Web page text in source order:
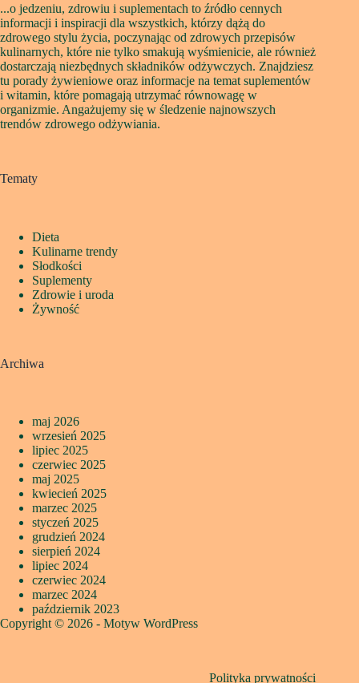
...o jedzeniu, zdrowiu i suplementach to źródło cennych
informacji i inspiracji dla wszystkich, którzy dążą do
zdrowego stylu życia, poczynając od zdrowych przepisów
kulinarnych, które nie tylko smakują wyśmienicie, ale również
dostarczają niezbędnych składników odżywczych. Znajdziesz
tu porady żywieniowe oraz informacje na temat suplementów
i witamin, które pomagają utrzymać równowagę w
organizmie. Angażujemy się w śledzenie najnowszych
trendów zdrowego odżywiania.
Tematy
Dieta
Kulinarne trendy
Słodkości
Suplementy
Zdrowie i uroda
Żywność
Archiwa
maj 2026
wrzesień 2025
lipiec 2025
czerwiec 2025
maj 2025
kwiecień 2025
marzec 2025
styczeń 2025
grudzień 2024
sierpień 2024
lipiec 2024
czerwiec 2024
marzec 2024
październik 2023
Copyright © 2026 - Motyw WordPress
Polityka prywatności